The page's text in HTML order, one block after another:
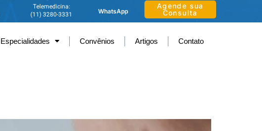
Telemedicina:
(11) 3280-3331
WhatsApp
Agende sua
Consulta
Especialidades Convênios Artigos Contato